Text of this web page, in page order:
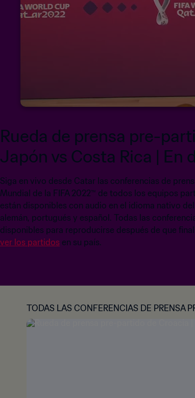
Rueda de prensa pre-
Japón vs Costa Rica | En
Siga en vivo desde Catar las conferencias de
Mundial de la FIFA 2022™ de todos los equipos
están disponibles con audio en el idioma nativo
alemán, portugués y español. Todas las
disponibles para reproducirse después de que
ver los partidos en su país.
TODAS LAS CONFERENCIAS DE PRENSA